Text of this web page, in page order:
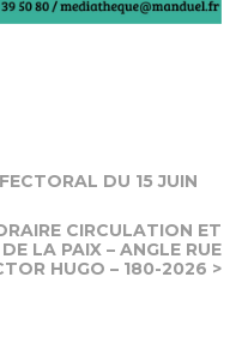
DU 15 JUIN
CIRCULATION ET
LA PAIX – ANGLE RUE
HUGO – 180-2026 >